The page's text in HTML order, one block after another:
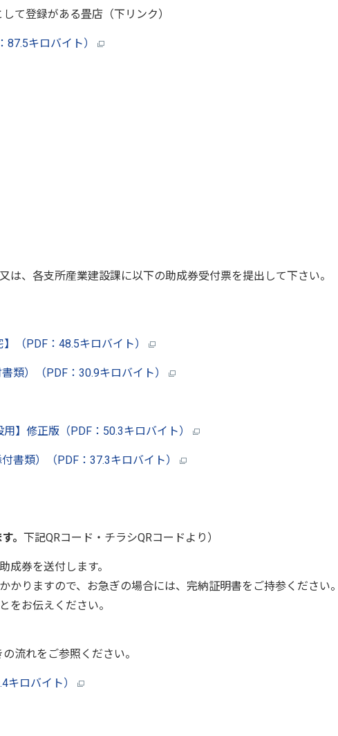
て登録がある畳店（下リンク）
87.5キロバイト）
は、各支所産業建設課に以下の助成券受付票を提出して下さい。
（PDF：48.5キロバイト）
類）（PDF：30.9キロバイト）
】修正版（PDF：50.3キロバイト）
書類）（PDF：37.3キロバイト）
。 下記QRコード・チラシQRコードより）
成券を送付します。
かりますので、お急ぎの場合には、完納証明書をご持参ください
をお伝えください。
流れをご参照ください。
キロバイト）